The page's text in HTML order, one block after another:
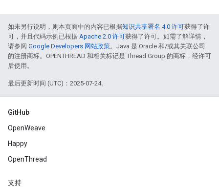
如未另行说明，则本页面中的内容已根据知识共享署名 4.0 许可获得了许
可，并且代码示例已根据 Apache 2.0 许可获得了许可。如需了解详情，
请参阅 Google Developers 网站政策。Java 是 Oracle 和/或其关联公司
的注册商标。OPENTHREAD 和相关标记是 Thread Group 的商标，经许可
后使用。
最后更新时间 (UTC)：2025-07-24。
GitHub
OpenWeave
Happy
OpenThread
支持